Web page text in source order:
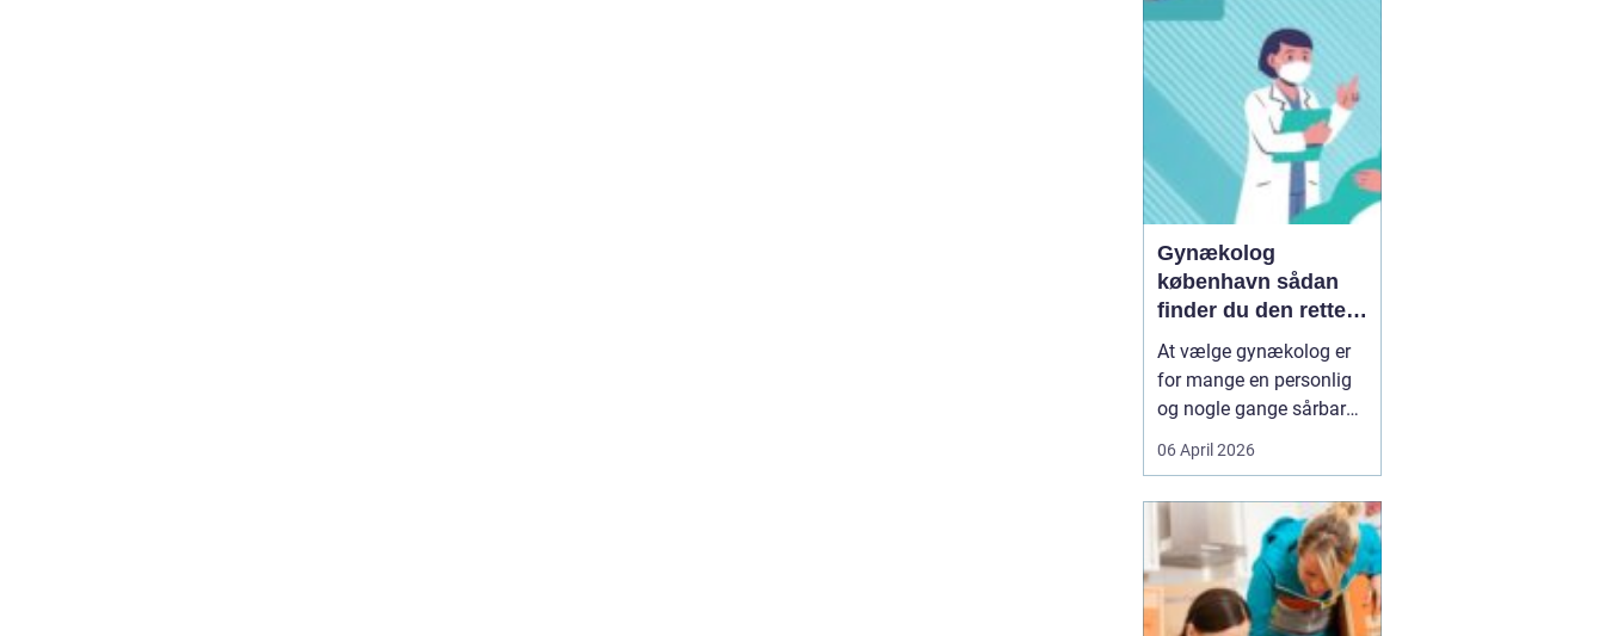
svinger, kravene til CO2-
reduktion stiger, og
gamle elradiatorer, olie-
og pillefyr bliver både ...
Gynækolog
københavn sådan
finder du den rette
specialist
At vælge gynækolog er
for mange en personlig
og nogle gange sårbar
beslutning. Man skal
både føle sig tryg, hørt
storby som København
kan det være svært at
danne sig overblik over
de mange muligheder,
06 April 2026